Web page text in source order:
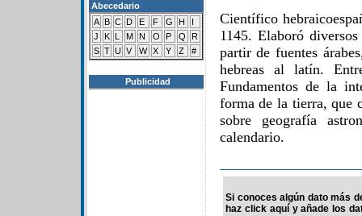
Abecedario
A B C D E F G H
I
J
K L M N O P Q
R
S T U V W X Y Z #
Publicidad
Científico
1145. Elaboró
partir de fuentes
hebreas al latín.
Fundamentos de la
forma de la tierra, que
sobre geografía
calendario.
Si conoces algún dato más
haz click aquí y añade los